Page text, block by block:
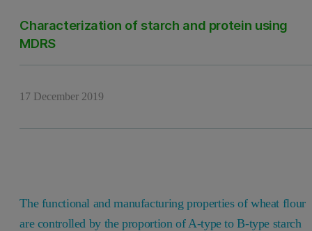
Characterization of starch and protein using
MDRS
17 December 2019
The functional and manufacturing properties of wheat flour
are controlled by the proportion of A-type to B-type starch